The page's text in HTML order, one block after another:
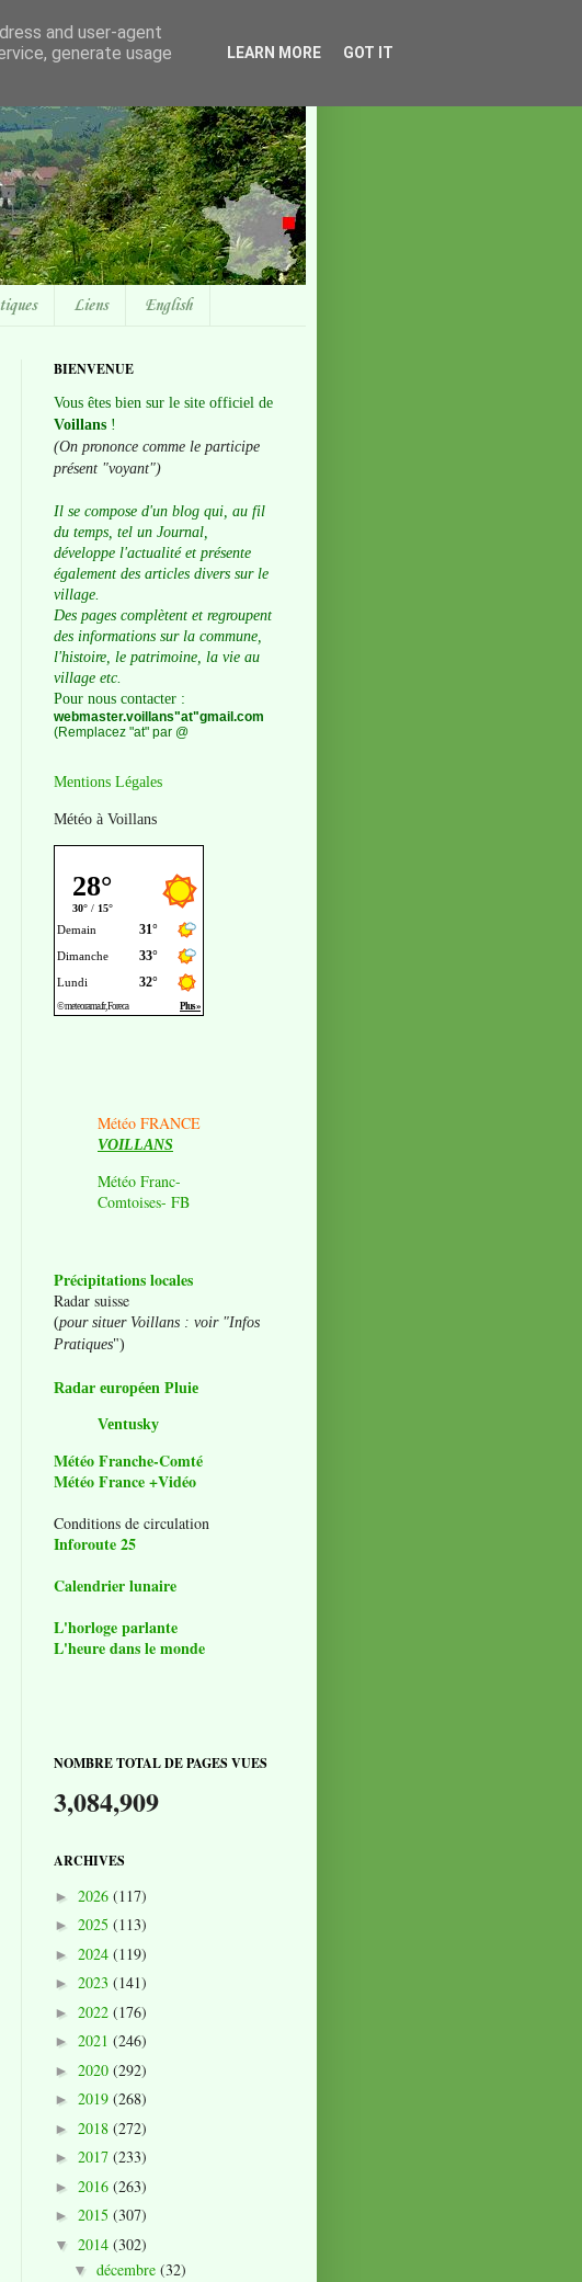
Liens English
BIENVENUE
Vous êtes bien sur le site officiel de
Voillans !
(On prononce comme le participe
présent "voyant")
Il se compose d'un blog qui, au fil
du temps, tel un Journal,
développe l'actualité et présente
également des articles divers sur le
village.
Des pages complètent et regroupent
des informations sur la commune,
l'histoire, le patrimoine, la vie au
village etc.
Pour nous contacter :
webmaster.voillans"at"gmail.com
(Remplacez "at" par @
Mentions Légales
Météo à Voillans
Météo FRANCE
VOILLANS
Météo Franc-
Comtoises- FB
Précipitations locales
Radar suisse
(pour situer Voillans : voir "Infos
Pratiques")
Radar européen Pluie
Ventusky
Météo Franche-Comté
Météo France +Vidéo
Conditions de circulation
Inforoute 25
Calendrier lunaire
L'horloge parlante
L'heure dans le monde
NOMBRE TOTAL DE PAGES VUES
3,084,909
ARCHIVES
► 2026 (117)
► 2025 (113)
► 2024 (119)
► 2023 (141)
► 2022 (176)
► 2021 (246)
► 2020 (292)
► 2019 (268)
► 2018 (272)
► 2017 (233)
► 2016 (263)
► 2015 (307)
▼ 2014 (302)
▼ décembre (32)
and user-agent
generate usage
LEARN MORE GOT IT